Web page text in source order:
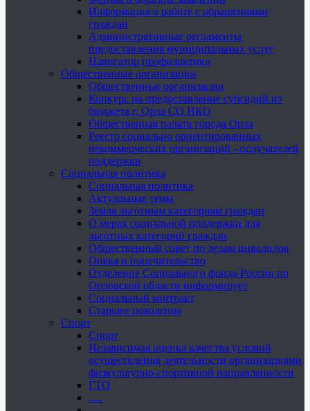
Информация о работе с обращениями
граждан
Административные регламенты
предоставления муниципальных услуг
Навигатор профилактики
Общественные организации
Общественные организации
Конкурс на предоставление субсидий из
бюджета г. Орла СО НКО
Общественная палата города Орла
Реестр социально ориентированных
некоммерческих организаций - получателей
поддержки
Социальная политика
Социальная политика
Актуальные темы
Земля льготным категориям граждан
О мерах социальной поддержки для
льготных категорий граждан
Общественный совет по делам инвалидов
Опека и попечительство
Отделение Социального фонда России по
Орловской области информирует
Социальный контракт
Старшее поколение
Спорт
Спорт
Независимая оценка качества условий
осуществления деятельности организациями
физкультурно-спортивной направленности
ГТО
.....